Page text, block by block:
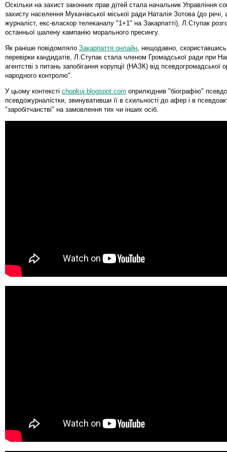
Оскільки на захист законних прав дітей стала начальник Управління
захисту населення Мукачівської міської ради Наталія Зотова (до речі,
журналіст, екс-власкор телеканалу "1+1" на Закарпатті), Л.Ступак
останньої шалену кампанію морального пресингу.
Як раніше повідомляло Закарпаття онлайн , нещодавно, скориставшись
перевірки кандидатів, Л.Ступак стала членом Громадської ради при
агентстві з питань запобігання корупції (НАЗК) від псевдогромадської
народного контролю".
У цьому контексті chopkuj.blogspot.com оприлюднив "біографію"
псевдожурналістки, звинувативши її в схильності до афер і в
"заробітчанстві" на замовлення тих чи інших осіб.